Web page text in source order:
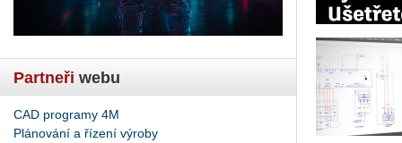
Partneři webu
CAD programy 4M
Plánování a řízení výroby